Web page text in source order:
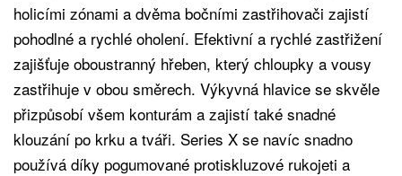
holicími zónami a dvěma bočními zastřihovači zajistí
pohodlné a rychlé oholení. Efektivní a rychlé zastřižení
zajišťuje oboustranný hřeben, který chloupky a vousy
zastřihuje v obou směrech. Výkyvná hlavice se skvěle
přizpůsobí všem konturám a zajistí také snadné
klouzání po krku a tváři. Series X se navíc snadno
používá díky pogumované protiskluzové rukojeti a